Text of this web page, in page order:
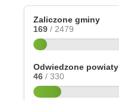
Zaliczone gminy
169 / 2479
Odwiedzone powiaty
46 / 330